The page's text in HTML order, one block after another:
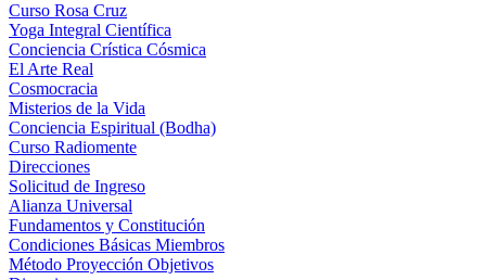
Curso Rosa Cruz
Yoga Integral Científica
Conciencia Crística Cósmica
El Arte Real
Cosmocracia
Misterios de la Vida
Conciencia Espiritual (Bodha)
Curso Radiomente
Direcciones
Solicitud de Ingreso
Alianza Universal
Fundamentos y Constitución
Condiciones Básicas Miembros
Método Proyección Objetivos